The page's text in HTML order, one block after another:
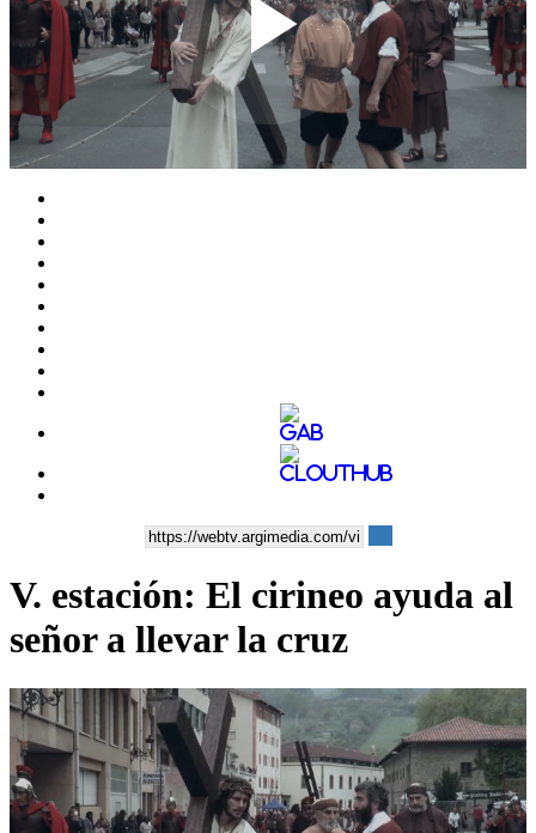
Play
V. estación: El cirineo ayuda al
señor a llevar la cruz